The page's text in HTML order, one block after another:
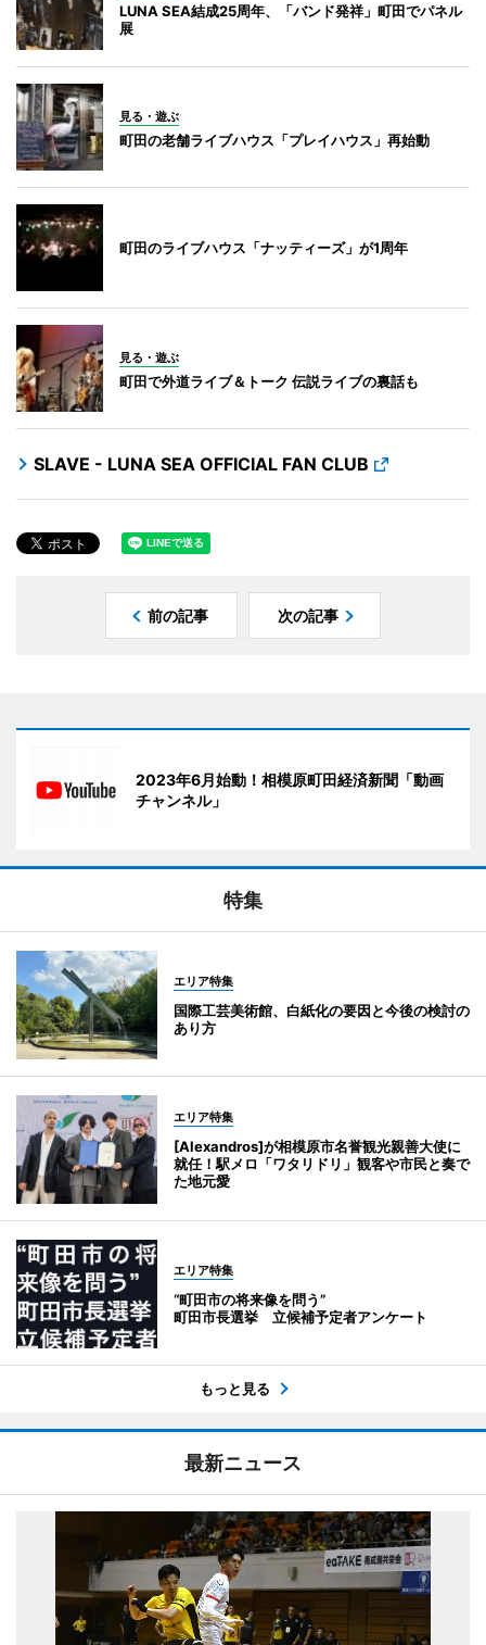
LUNA SEA結成25周年、「バンド発祥」町田でパネル
展
見る・遊ぶ
町田の老舗ライブハウス「プレイハウス」再始動
町田のライブハウス「ナッティーズ」が1周年
見る・遊ぶ
町田で外道ライブ＆トーク 伝説ライブの裏話も
SLAVE - LUNA SEA OFFICIAL FAN CLUB
前の記事 次の記事
2023年6月始動！相模原町田経済新聞「動画
チャンネル」
特集
エリア特集
国際工芸美術館、白紙化の要因と今後の検討の
あり方
エリア特集
[Alexandros]が相模原市名誉観光親善大使に
就任！駅メロ「ワタリドリ」観客や市民と奏で
た地元愛
エリア特集
“町田市の将来像を問う”
町田市長選挙 立候補予定者アンケート
もっと見る
最新ニュース